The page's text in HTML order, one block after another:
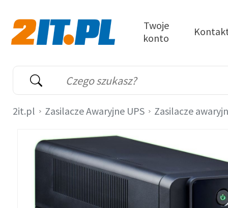
Wyszukiwarka
Słowo kluczowe
Twoje
konto
2it.pl Zasilacze Awaryjne UPS Zasilacze